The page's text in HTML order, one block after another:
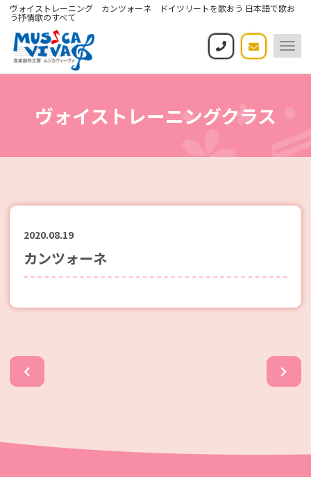
ヴォイストレーニング カンツォーネ ドイツリートを歌おう 日本語で歌お
う抒情歌のすべて
ヴォイストレーニングクラス
2020.08.19
カンツォーネ